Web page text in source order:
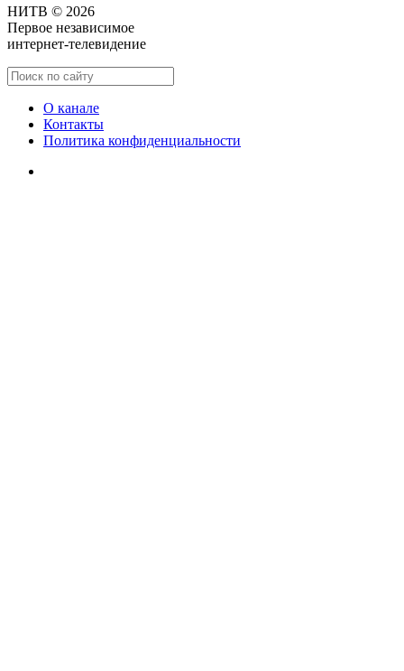
НИТВ © 2026
Первое независимое
интернет-телевидение
О канале
Контакты
Политика конфиденциальности